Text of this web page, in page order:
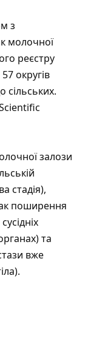
з
молочної
реєстру
округів
сільських.
залози
стадія),
поширення
та
вже